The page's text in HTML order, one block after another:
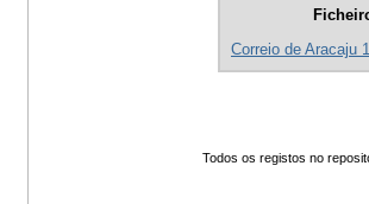
Correio de Aracaju
Todos os registos no